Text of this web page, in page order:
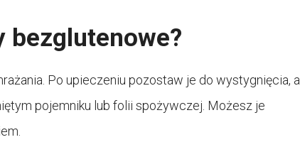
bezglutenowe?
Po upieczeniu pozostaw je do wystygnięcia, a
pojemniku lub folii spożywczej. Możesz je